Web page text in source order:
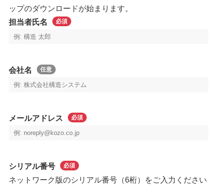
ップのダウンロードが始まります。
担当者氏名
必須
会社名 任意
メールアドレス 必須
シリアル番号 必須
ネットワーク版のシリアル番号（6桁）をご入力ください